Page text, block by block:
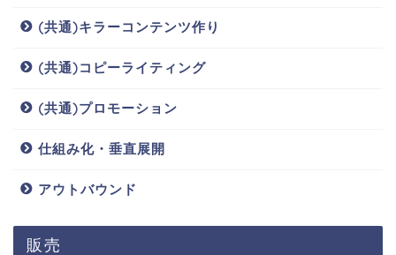
(共通)キラーコンテンツ作り
(共通)コピーライティング
(共通)プロモーション
仕組み化・垂直展開
アウトバウンド
販売